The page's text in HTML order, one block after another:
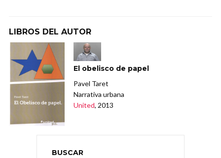
LIBROS DEL AUTOR
El obelisco de papel
Pavel Taret
Narrativa urbana
United, 2013
BUSCAR